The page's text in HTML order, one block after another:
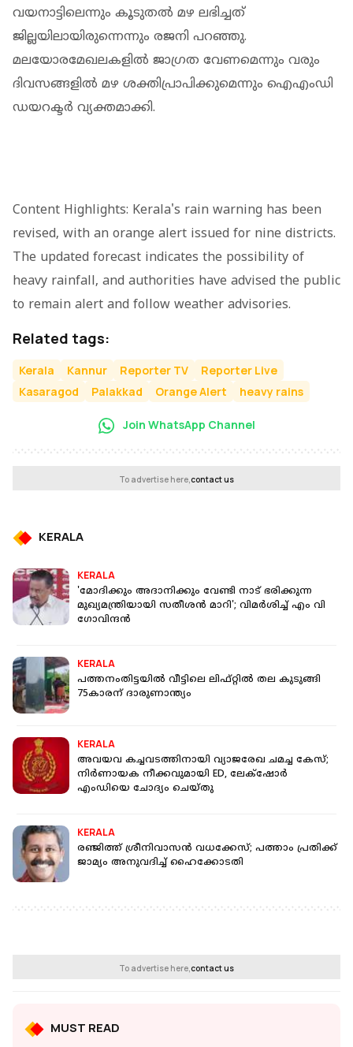
വയനാട്ടിലെന്നും കൂടുതല്‍ മഴ ലഭിച്ചത്
ജില്ലയിലായിരുന്നെന്നും രജനി പറഞ്ഞു.
മലയോരമേഖലകളില്‍ ജാഗ്രത വേണമെന്നും വരും
ദിവസങ്ങളില്‍ മഴ ശക്തിപ്രാപിക്കുമെന്നും ഐഎംഡി
ഡയറക്ടര്‍ വ്യക്തമാക്കി.
Content Highlights: Kerala's rain warning has been
revised, with an orange alert issued for nine districts.
The updated forecast indicates the possibility of
heavy rainfall, and authorities have advised the public
to remain alert and follow weather advisories.
Related tags:
Kerala Kannur Reporter TV
Reporter Live
Kasaragod
Palakkad Orange Alert heavy rains
Join WhatsApp Channel
To advertise here,contact us
KERALA
KERALA
'മോദിക്കും അദാനിക്കും വേണ്ടി നാട് ഭരിക്കുന്ന
മുഖ്യമന്ത്രിയായി സതീശന്‍ മാറി'; വിമര്‍ശിച്ച് എം വി
ഗോവിന്ദന്‍
KERALA
പത്തനംതിട്ടയില്‍ വീട്ടിലെ ലിഫ്റ്റില്‍ തല കുടുങ്ങി
75കാരന് ദാരുണാന്ത്യം
KERALA
അവയവ കച്ചവടത്തിനായി വ്യാജരേഖ ചമച്ച കേസ്;
നിര്‍ണായക നീക്കവുമായി ED, ലേക്‌ഷോര്‍
എംഡിയെ ചോദ്യം ചെയ്തു
KERALA
രഞ്ജിത്ത് ശ്രീനിവാസന്‍ വധക്കേസ്; പത്താം പ്രതിക്ക്
ജാമ്യം അനുവദിച്ച് ഹൈക്കോടതി
To advertise here,contact us
MUST READ